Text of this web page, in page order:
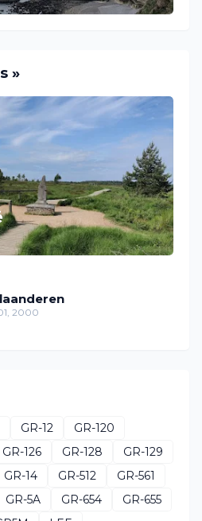
»
2000
GR-12
GR-120
GR-126 GR-128
GR-129
GR-14 GR-512
GR-561
GR-5A GR-654
GR-655